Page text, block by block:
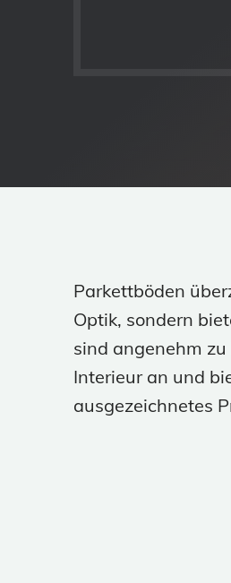
Parkettböden
Optik, sondern
sind angenehm
Interieur an und
ausgezeichnetes